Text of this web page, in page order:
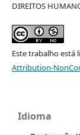
DIREITOS
Este trabalho está
Attribution-
Idioma